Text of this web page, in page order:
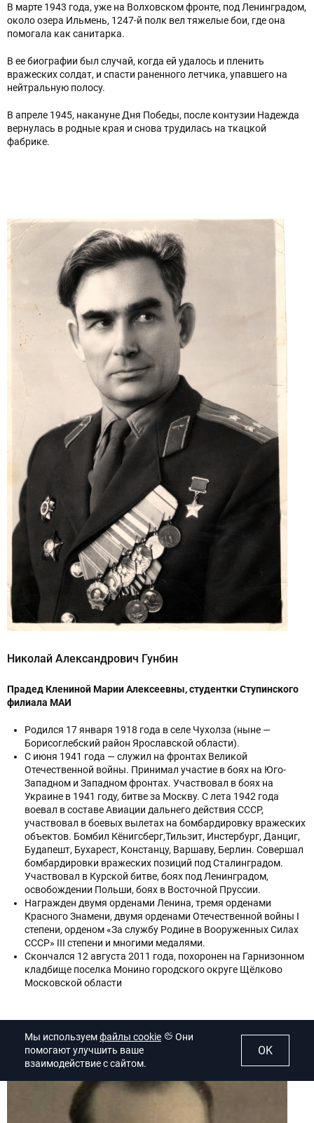
В марте 1943 года, уже на Волховском фронте, под Ленинградом,
около озера Ильмень, 1247-й полк вел тяжелые бои, где она
помогала как санитарка.
В ее биографии был случай, когда ей удалось и пленить
вражеских солдат, и спасти раненного летчика, упавшего на
нейтральную полосу.
В апреле 1945, накануне Дня Победы, после контузии Надежда
вернулась в родные края и снова трудилась на ткацкой
фабрике.
Николай Александрович Гунбин
Прадед Клениной Марии Алексеевны, студентки Ступинского
филиала МАИ
Родился 17 января 1918 года в селе Чухолза (ныне —
Борисоглебский район Ярославской области).
С июня 1941 года — служил на фронтах Великой
Отечественной войны. Принимал участие в боях на Юго-
Западном и Западном фронтах. Участвовал в боях на
Украине в 1941 году, битве за Москву. С лета 1942 года
воевал в составе Авиации дальнего действия СССР,
участвовал в боевых вылетах на бомбардировку вражеских
объектов. Бомбил Кёнигсберг,Тильзит, Инстербург, Данциг,
Будапешт, Бухарест, Констанцу, Варшаву, Берлин. Совершал
бомбардировки вражеских позиций под Сталинградом.
Участвовал в Курской битве, боях под Ленинградом,
освобождении Польши, боях в Восточной Пруссии.
Награжден двумя орденами Ленина, тремя орденами
Красного Знамени, двумя орденами Отечественной войны I
степени, орденом «За службу Родине в Вооруженных Силах
СССР» III степени и многими медалями.
Скончался 12 августа 2011 года, похоронен на Гарнизонном
кладбище поселка Монино городского округе Щёлково
Московской области
Мы используемфайлы cookie
Они
помогают улучшить ваше
взаимодействие с сайтом.
OK